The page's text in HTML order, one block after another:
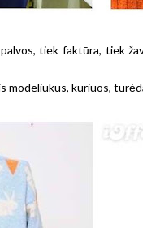
tiek faktūra, tiek
kuriuos,